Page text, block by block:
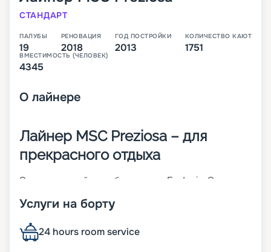
СТАНДАРТ
ПАЛУБЫ
19
РЕНОВАЦИЯ
2018
ГОД ПОСТРОЙКИ
2013
КОЛИЧЕСТВО КАЮТ
1751
ВМЕСТИМОСТЬ (ЧЕЛОВЕК)
4345
О лайнере
Лайнер MSC Preziosa – для
прекрасного отдыха
Это четвертый корабль класса Fantasia. Это
палубное судно спущено на воду в 2013 году, а в
все условия для прекрасного отдыха.
Особенности лайнера:
Услуги на борту
24 hours room service